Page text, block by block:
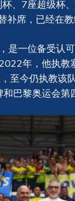
、7座超级杯
席，已经在教
一位备受认
年，他执
至今仍执教
巴黎奥运会第